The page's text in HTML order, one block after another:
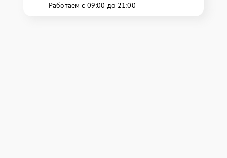
Работаем с 09:00 до 21:00